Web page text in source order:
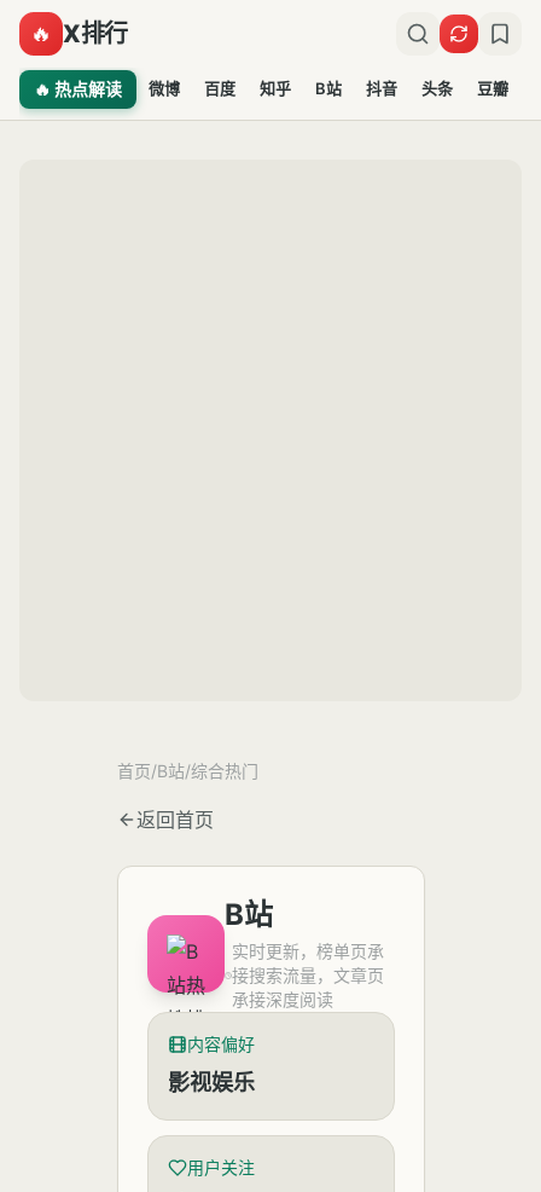
🔥 X排行
🔥 热点解读 微博 百度 知乎 B站 抖音 头条 豆瓣
首页/B站/综合热门
返回首页
B站
实时更新，榜单页承
接搜索流量，文章页
承接深度阅读
内容偏好
影视娱乐
用户关注